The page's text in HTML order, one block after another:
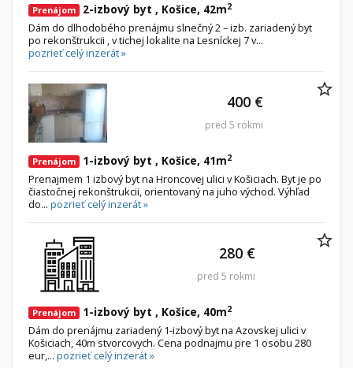
Prenájom 2-izbový byt , Košice, 42m2
Dám do dlhodobého prenájmu slnečný 2 – izb. zariadený byt
po rekonštrukcii , v tichej lokalite na Lesníckej 7 v...
pozrieť celý inzerát »
Prenájom 1-izbový byt , Košice, 41m2
Prenajmem 1 izbový byt na Hroncovej ulici v Košiciach. Byt je po
čiastočnej rekonštrukcii, orientovaný na juho východ. Výhľad
do... pozrieť celý inzerát »
400 €
pred 5 rokmi
Prenájom 1-izbový byt , Košice, 40m2
Dám do prenájmu zariadený 1-izbový byt na Azovskej ulici v
Košiciach, 40m stvorcovych. Cena podnajmu pre 1 osobu 280
eur,... pozrieť celý inzerát »
280 €
pred 5 rokmi